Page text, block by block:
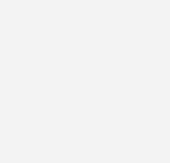
05431. 15-1816